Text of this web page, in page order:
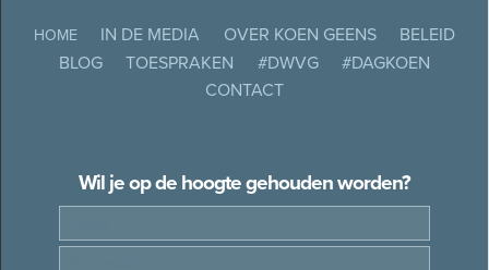
HOME IN DE MEDIA OVER KOEN GEENS
BELEID
BLOG
TOESPRAKEN #DWVG
#DAGKOEN
CONTACT
Wil je op de hoogte gehouden worden?